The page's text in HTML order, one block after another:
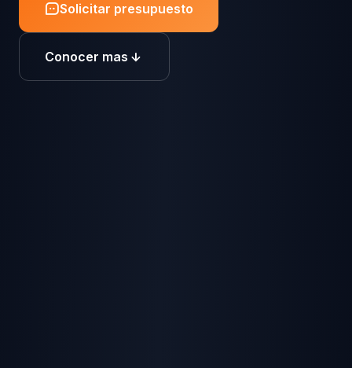
Solicitar presupuesto
Conocer mas